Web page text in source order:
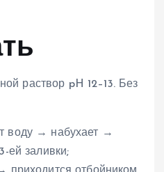
раствор pH 12–13. Без
воду → набухает →
ей заливки;